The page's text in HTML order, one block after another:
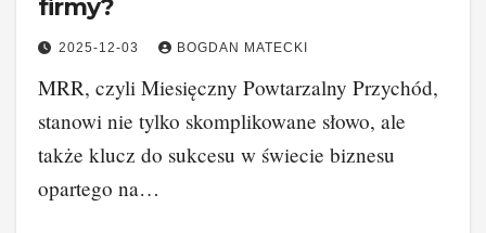
firmy?
2025-12-03 BOGDAN MATECKI
MRR, czyli Miesięczny Powtarzalny Przychód,
stanowi nie tylko skomplikowane słowo, ale
także klucz do sukcesu w świecie biznesu
opartego na…